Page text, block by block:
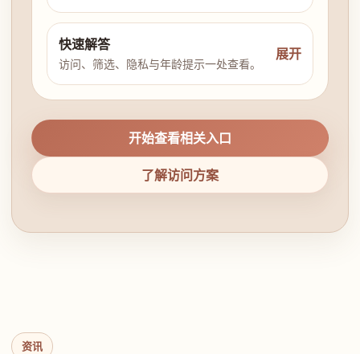
快速解答
访问、筛选、隐私与年龄提示一处查看。
展开
开始查看相关入口
了解访问方案
资讯